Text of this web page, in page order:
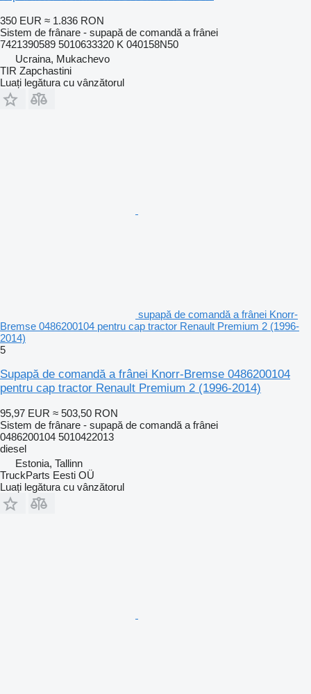
350 EUR ≈ 1.836 RON
Sistem de frânare - supapă de comandă a frânei
7421390589 5010633320 K 040158N50
Ucraina, Mukachevo
TIR Zapchastini
Luați legătura cu vânzătorul
supapă de comandă a frânei Knorr-
Bremse 0486200104 pentru cap tractor Renault Premium 2 (1996-
2014)
5
Supapă de comandă a frânei Knorr-Bremse 0486200104
pentru cap tractor Renault Premium 2 (1996-2014)
95,97 EUR ≈ 503,50 RON
Sistem de frânare - supapă de comandă a frânei
0486200104 5010422013
diesel
Estonia, Tallinn
TruckParts Eesti OÜ
Luați legătura cu vânzătorul